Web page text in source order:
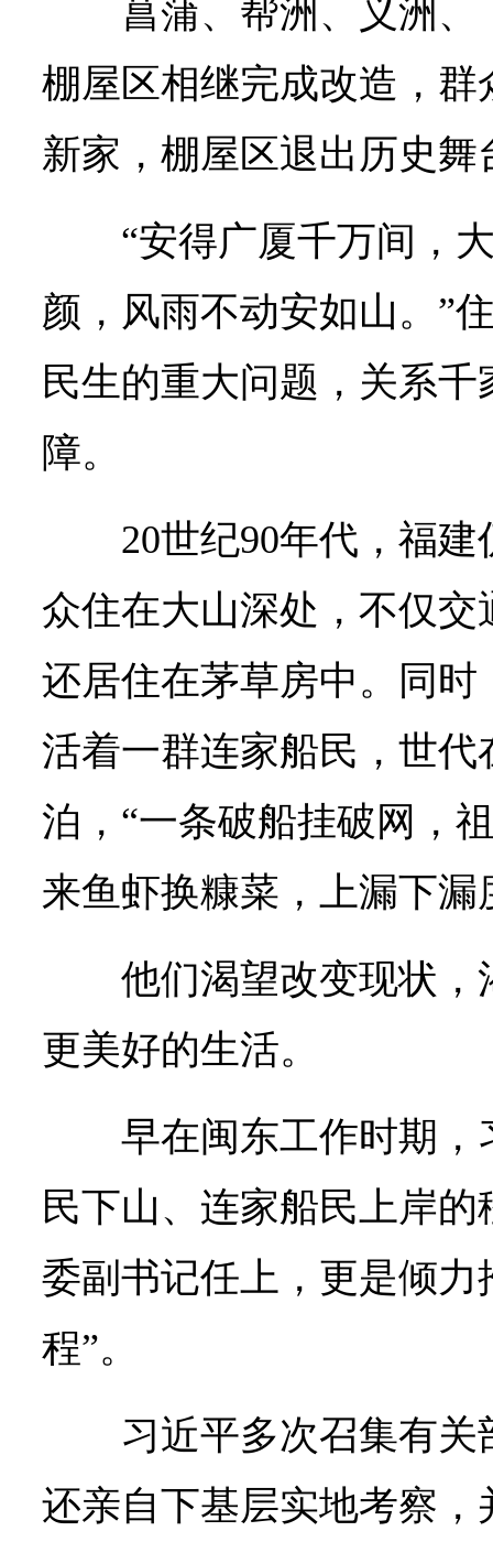
菖蒲、帮洲、义洲
棚屋区相继完成改造，
新家，棚屋区退出历史舞
“安得广厦千万间，
颜，风雨不动安如山。”
民生的重大问题，关系
障。
20世纪90年代，福
众住在大山深处，不仅
还居住在茅草房中。同
活着一群连家船民，世代
泊，“一条破船挂破网，
来鱼虾换糠菜，上漏下漏
他们渴望改变现状
更美好的生活。
早在闽东工作时期
民下山、连家船民上岸
委副书记任上，更是倾力
程”。
习近平多次召集有
还亲自下基层实地考察